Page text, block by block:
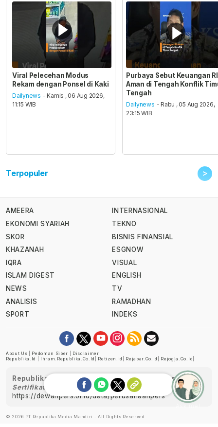
Viral Pelecehan Modus
Rekam dengan Ponsel di Kaki
Dailynews - Kamis , 06 Aug 2026,
11:15 WIB
Purbaya Sebut Keuangan RI
Aman di Tengah Konflik
Tengah
Dailynews - Rabu , 05 Aug 2026,
23:15 WIB
Terpopuler >
AMEERA
EKONOMI SYARIAH
SKOR
KHAZANAH
IQRA
ISLAM DIGEST
NEWS
ANALISIS
SPORT
INTERNASIONAL
TEKNO
BISNIS FINANSIAL
ESGNOW
VISUAL
ENGLISH
TV
RAMADHAN
INDEKS
About Us Pedoman Siber
Disclaimer
Republika.id
Ihram.republika.co.id Retizen.id Rejabar.co.id Rejogja.co.id
Republika telah diverifikasi oleh Dewan Pers
Sertifikat Nomor 1058/DP-Verifikasi/K/XII/2022
https://dewanpers.or.id/data/perusahaanpers
© 2026 PT Republika Media Mandiri - All Rights Reserved.